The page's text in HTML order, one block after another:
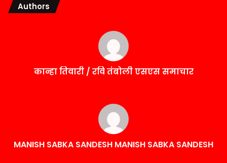
Authors
कान्हा तिवारी / रवि तंबोली एसएस समाचार
MANISH SABKA SANDESH MANISH SABKA SANDESH